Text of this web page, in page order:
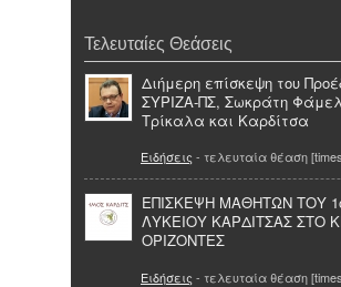
Τελευταίες Θεάσεις
Διήμερη επίσκεψη του
ΣΥΡΙΖΑ-ΠΣ, Σωκράτη
Τρίκαλα και Καρδίτσα
Ειδήσεις - τελευταία θέαση
ΕΠΙΣΚΕΨΗ ΜΑΘΗΤΩΝ ΤΟΥ
ΛΥΚΕΙΟΥ ΚΑΡΔΙΤΣΑΣ ΣΤΟ
ΟΡΙΖΟΝΤΕΣ
Ειδήσεις - τελευταία θέαση